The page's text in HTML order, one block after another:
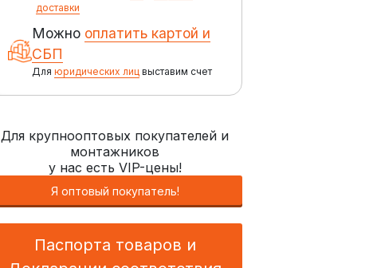
доставки
Можно оплатить картой и
СБП
Для юридических лицвыставим счет
Для крупнооптовых покупателей и
монтажников
у нас есть VIP-цены!
Я оптовый покупатель!
Паспорта товаров и